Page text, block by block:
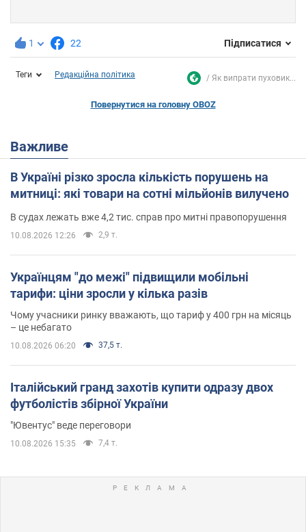
1 22 Підписатися
Теги Редакційна політика Як випрати пуховик...
Повернутися на головну OBOZ
Важливе
В Україні різко зросла кількість порушень на
митниці: які товари на сотні мільйонів вилучено
В судах лежать вже 4,2 тис. справ про митні правопорушення
10.08.2026 12:26 2,9 т.
Українцям "до межі" підвищили мобільні
тарифи: ціни зросли у кілька разів
Чому учасники ринку вважають, що тариф у 400 грн на місяць
– це небагато
10.08.2026 06:20 37,5 т.
Італійський гранд захотів купити одразу двох
футболістів збірної України
"Ювентус" веде переговори
10.08.2026 15:35 7,4 т.